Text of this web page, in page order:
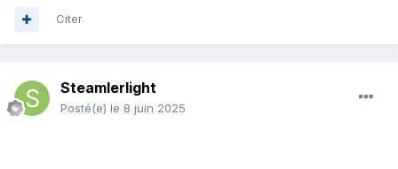
Citer
Steamlerlight
Posté(e) le 8 juin 2025